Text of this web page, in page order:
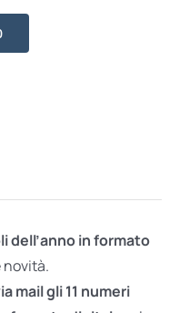
dell’anno in formato
novità.
mail gli 11 numeri